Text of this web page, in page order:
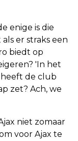
enige is die
er straks een
biedt op
'In het
heeft de club
zet? Ach, we
niet zomaar
voor Ajax te